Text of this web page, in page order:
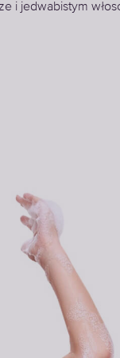
i jedwabistym